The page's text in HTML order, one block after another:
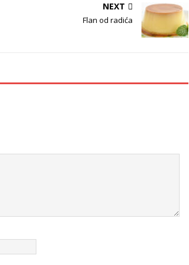
NEXT
Flan od radića